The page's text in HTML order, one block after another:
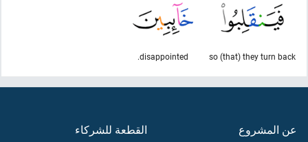
so (that) they turn back
disappointed.
عن المشروع
القطعة للشركاء